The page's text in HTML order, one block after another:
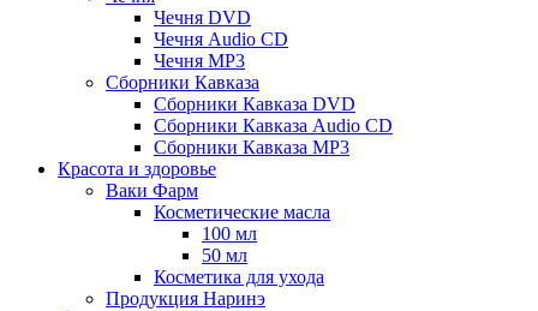
Чечня DVD
Чечня Audio CD
Чечня MP3
Сборники Кавказа
Сборники Кавказа DVD
Сборники Кавказа Audio CD
Сборники Кавказа MP3
Красота и здоровье
Ваки Фарм
Косметические масла
100 мл
50 мл
Косметика для ухода
Продукция Наринэ